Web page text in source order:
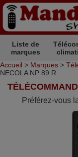
Liste de
marques
Accueil > Marques >
NECOLA NP 89 R
Préférez-vous